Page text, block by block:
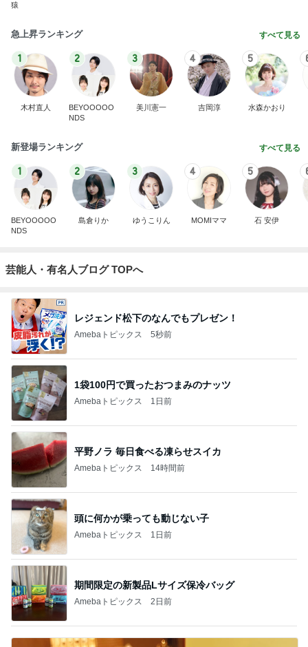
猿
急上昇ランキング すべて見る
1
木村直人
2
BEYOOOOO
NDS
3
美川憲一
4
吉岡淳
5
水森かおり
新登場ランキング すべて見る
1
BEYOOOOO
NDS
2
島倉りか
3
ゆうこりん
4
MOMIママ
5
石 安伊
芸能人・有名人ブログ TOPへ
レジェンド松下のなんでもプレゼン！
Amebaトピックス 5秒前
1袋100円で買ったおつまみのナッツ
Amebaトピックス 1日前
平野ノラ 毎日食べる凍らせスイカ
Amebaトピックス 14時間前
頭に何かが乗っても動じない子
Amebaトピックス 1日前
期間限定の新製品Lサイズ保冷バッグ
Amebaトピックス 2日前